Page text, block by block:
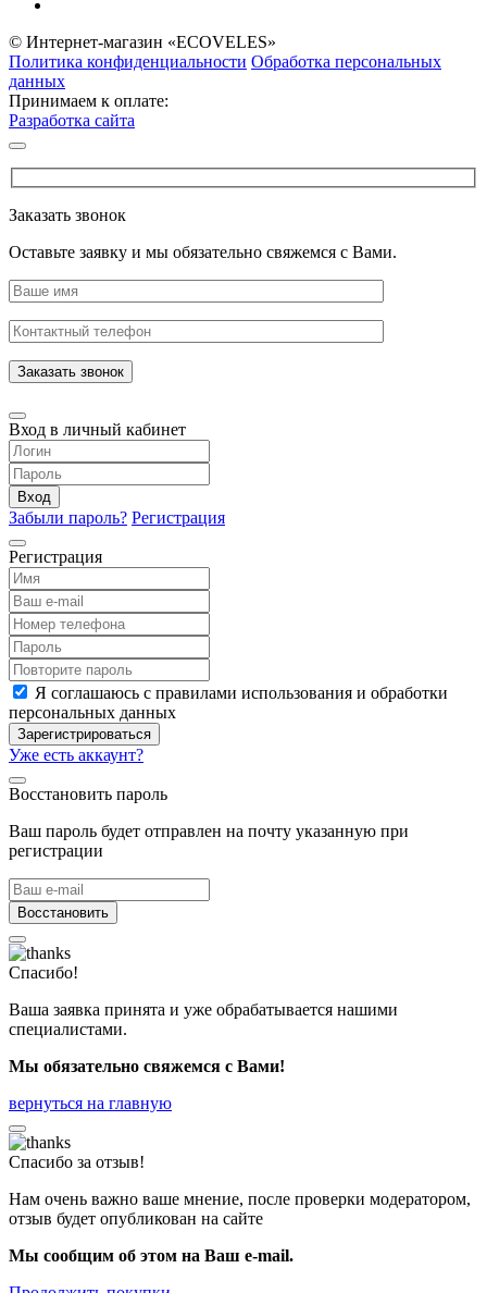
© Интернет-магазин «ECOVELES»
Политика конфиденциальности Обработка персональных
данных
Принимаем к оплате:
Разработка сайта
Заказать звонок
Оставьте заявку и мы обязательно свяжемся с Вами.
Заказать звонок
Вход в личный кабинет
Вход
Забыли пароль? Регистрация
Регистрация
Я соглашаюсь с правилами использования и обработки
персональных данных
Зарегистрироваться
Уже есть аккаунт?
Восстановить пароль
Ваш пароль будет отправлен на почту указанную при
регистрации
Восстановить
Спасибо!
Ваша заявка принята и уже обрабатывается нашими
специалистами.
Мы обязательно свяжемся с Вами!
вернуться на главную
Спасибо за отзыв!
Нам очень важно ваше мнение, после проверки модератором,
отзыв будет опубликован на сайте
Мы сообщим об этом на Ваш e-mail.